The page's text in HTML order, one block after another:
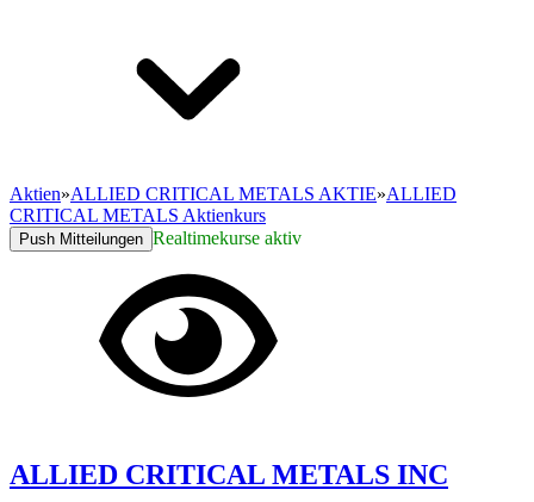
Aktien»ALLIED CRITICAL METALS AKTIE»ALLIED
CRITICAL METALS Aktienkurs
Push Mitteilungen Realtimekurse aktiv
ALLIED CRITICAL METALS INC